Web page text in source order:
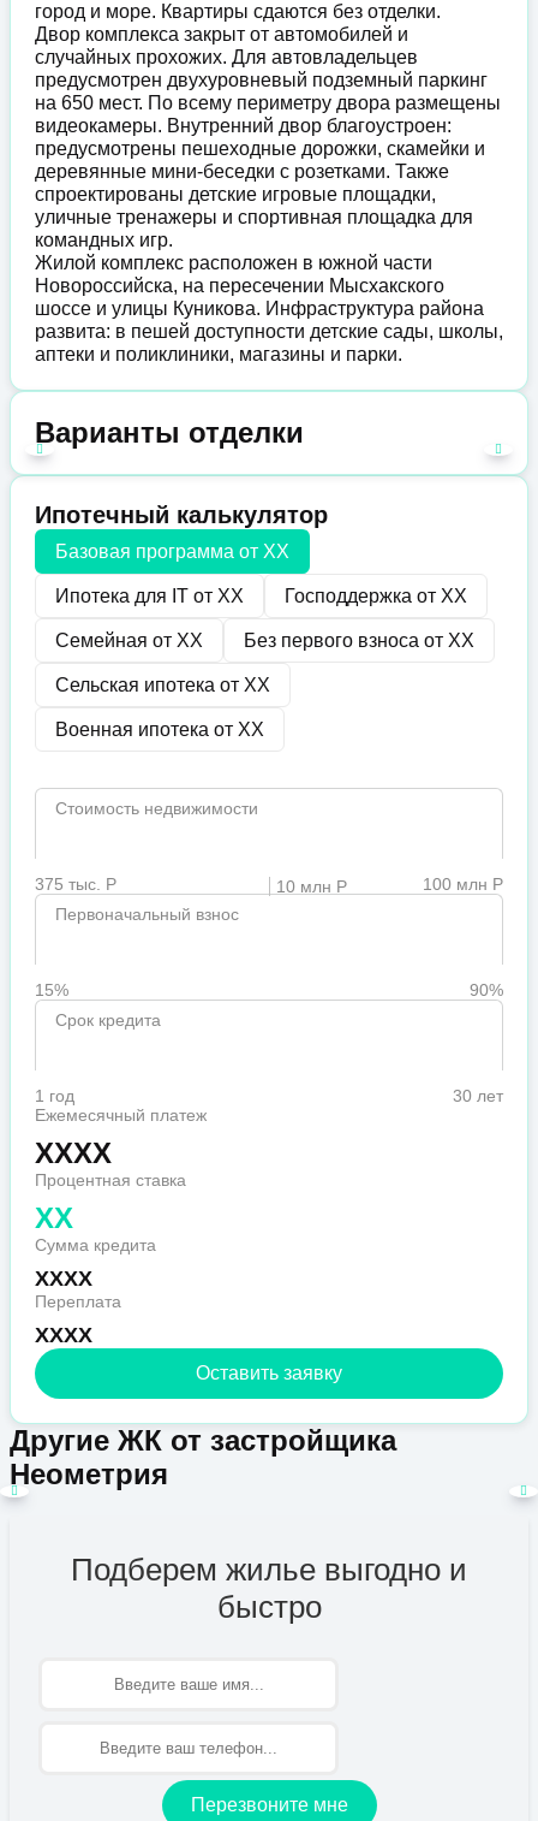
город и море. Квартиры сдаются без отделки.
Двор комплекса закрыт от автомобилей и
случайных прохожих. Для автовладельцев
предусмотрен двухуровневый подземный паркинг
на 650 мест. По всему периметру двора размещены
видеокамеры. Внутренний двор благоустроен:
предусмотрены пешеходные дорожки, скамейки и
деревянные мини-беседки с розетками. Также
спроектированы детские игровые площадки,
уличные тренажеры и спортивная площадка для
командных игр.
Жилой комплекс расположен в южной части
Новороссийска, на пересечении Мысхакского
шоссе и улицы Куникова. Инфраструктура района
развита: в пешей доступности детские сады, школы,
аптеки и поликлиники, магазины и парки.
Варианты отделки
Ипотечный калькулятор
Базовая программа от XX
Ипотека для IT от XX Господдержка от XX
Семейная от XX Без первого взноса от XX
Сельская ипотека от XX
Военная ипотека от XX
Стоимость недвижимости
375 тыс. Р 10 млн Р
100 млн Р
Первоначальный взнос
15%
90%
Срок кредита
1 год
30 лет
Ежемесячный платеж
XXXX
Процентная ставка
XX
Сумма кредита
XXXX
Переплата
XXXX
Оставить заявку
Другие ЖК от застройщика
Неометрия
Подберем жилье выгодно и
быстро
Перезвоните мне